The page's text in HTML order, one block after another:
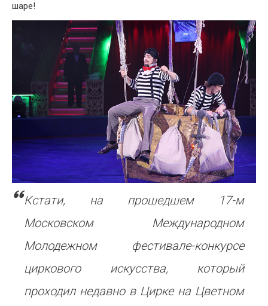
шаре!
Кстати, на прошедшем 17-м
Московском Международном
Молодежном фестивале-конкурсе
циркового искусства, который
проходил недавно в Цирке на Цветном